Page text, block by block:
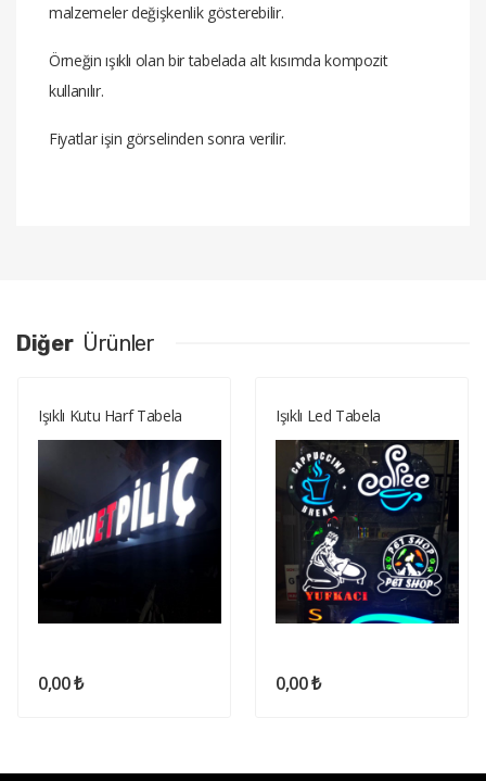
malzemeler değişkenlik gösterebilir.
Örneğin ışıklı olan bir tabelada alt kısımda kompozit
kullanılır.
Fiyatlar işin görselinden sonra verilir.
Diğer Ürünler
Işıklı Kutu Harf Tabela
0,00 ₺
Işıklı Led Tabela
0,00 ₺